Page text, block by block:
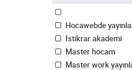
Hocawebde
Istikrar akademi
Master hocam
Master work